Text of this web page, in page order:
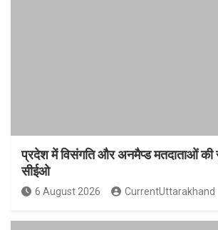
प्रदेश में विसंगति और अनमैप्ड मतदाताओं की
सीईओ
6 August 2026 CurrentUttarakhand